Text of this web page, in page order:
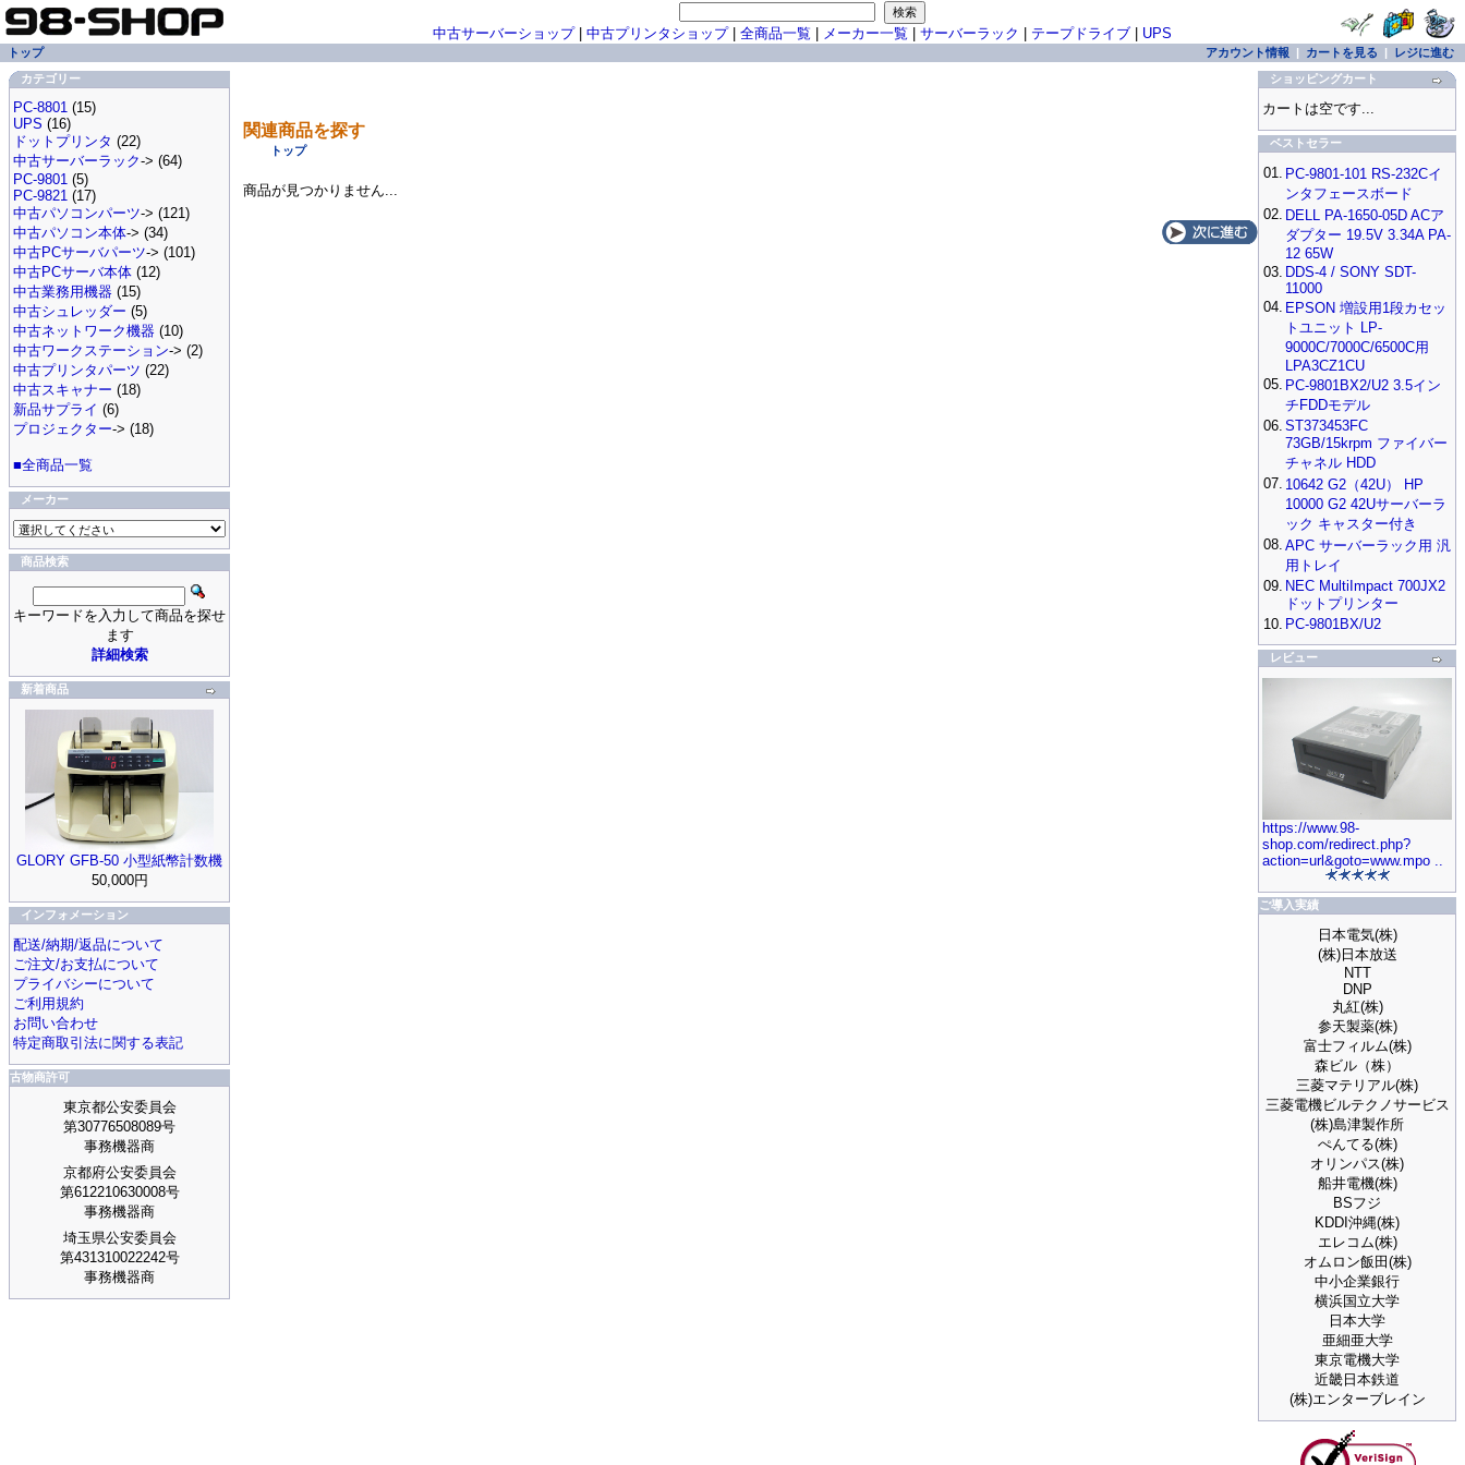
関連商品を探す
トップ
商品が見つかりません...
中古サーバーショップ| 中古プリンタショップ| 全商品一覧 メーカー一覧 サーバーラック テープドライブ| UPS
トップ アカウント情報 | カートを見る | レジに進む
カテゴリー
PC-8801 (15)
UPS (16)
ドットプリンタ (22)
中古サーバーラック-> (64)
PC-9801 (5)
PC-9821 (17)
中古パソコンパーツ-> (121)
中古パソコン本体-> (34)
中古PCサーバパーツ-> (101)
中古PCサーバ本体 (12)
中古業務用機器 (15)
中古シュレッダー (5)
中古ネットワーク機器 (10)
中古ワークステーション-> (2)
中古プリンタパーツ (22)
中古スキャナー (18)
新品サプライ (6)
プロジェクター-> (18)
■全商品一覧
メーカー
商品検索
キーワードを入力して商品を探せ
ます
詳細検索
新着商品
GLORY GFB-50 小型紙幣計数機
50,000円
インフォメーション
配送/納期/返品について
ご注文/お支払について
プライバシーについて
ご利用規約
お問い合わせ
特定商取引法に関する表記
古物商許可
東京都公安委員会
第30776508089号
事務機器商
京都府公安委員会
第612210630008号
事務機器商
埼玉県公安委員会
第431310022242号
事務機器商
ショッピングカート
カートは空です...
ベストセラー
01. PC-9801-101 RS-232Cイ
ンタフェースボード
02. DELL PA-1650-05D ACア
ダプター 19.5V 3.34A PA-
12 65W
03. DDS-4 / SONY SDT-
11000
04. EPSON 増設用1段カセッ
トユニット LP-
9000C/7000C/6500C用
LPA3CZ1CU
05. PC-9801BX2/U2 3.5イン
チFDDモデル
06. ST373453FC
73GB/15krpm ファイバー
チャネル HDD
07. 10642 G2（42U） HP
10000 G2 42Uサーバーラ
ック キャスター付き
08. APC サーバーラック用 汎
用トレイ
09. NEC MultiImpact 700JX2
ドットプリンター
10. PC-9801BX/U2
レビュー
https://www.98-
shop.com/redirect.php?
action=url&goto=www.mpo ..
ご導入実績
日本電気(株)
(株)日本放送
NTT
DNP
丸紅(株)
参天製薬(株)
富士フィルム(株)
森ビル（株）
三菱マテリアル(株)
三菱電機ビルテクノサービス
(株)島津製作所
ぺんてる(株)
オリンパス(株)
船井電機(株)
BSフジ
KDDI沖縄(株)
エレコム(株)
オムロン飯田(株)
中小企業銀行
横浜国立大学
日本大学
亜細亜大学
東京電機大学
近畿日本鉄道
(株)エンターブレイン